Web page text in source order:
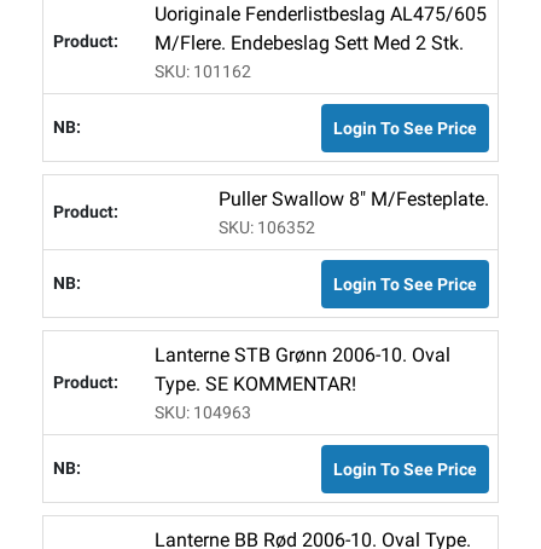
Uoriginale Fenderlistbeslag AL475/605
M/flere. Endebeslag Sett Med 2 Stk.
SKU: 101162
Login To See Price
Puller Swallow 8" M/festeplate.
SKU: 106352
Login To See Price
Lanterne STB Grønn 2006-10. Oval
Type. SE KOMMENTAR!
SKU: 104963
Login To See Price
Lanterne BB Rød 2006-10. Oval Type.